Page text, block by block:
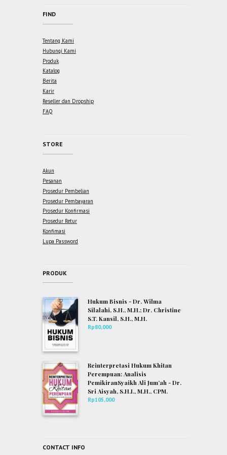
FIND
Tentang Kami
Hubungi Kami
Produk
Katalog
Berita
Karir
Reseller dan Dropship
FAQ
STORE
Akun
Pesanan
Prosedur Pembelian
Prosedur Pembayaran
Prosedur Konfirmasi
Prosedur Retur
Konfimasi
Lupa Password
PRODUK
Hukum Bisnis - Dr. Wilma
Silalahi, S.H., M.H.; Dr. Christine
S.T. Kansil, S.H., M.H.
Rp80,000
Reinterpretasi Hukum Khitan
Perempuan: Analisis
PemikiranSyaikh Ali Jum’ah - Dr.
Sri Aisyah, S.H.I., M.H., CPM.
Rp105,000
CONTACT INFO